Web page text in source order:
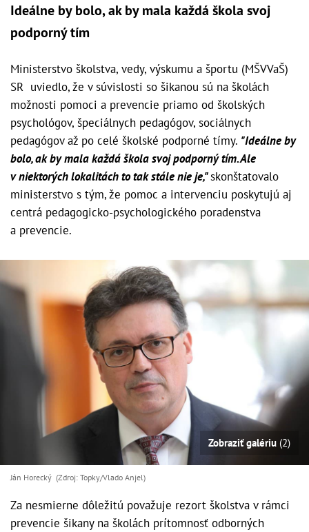
Ideálne by bolo, ak by mala každá škola svoj
podporný tím
Ministerstvo školstva, vedy, výskumu a športu (MŠVVaŠ)
SR uviedlo, že v súvislosti so šikanou sú na školách
možnosti pomoci a prevencie priamo od školských
psychológov, špeciálnych pedagógov, sociálnych
pedagógov až po celé školské podporné tímy. "Ideálne by
bolo, ak by mala každá škola svoj podporný tím. Ale
v niektorých lokalitách to tak stále nie je,"skonštatovalo
ministerstvo s tým, že pomoc a intervenciu poskytujú aj
centrá pedagogicko-psychologického poradenstva
a prevencie.
Zobraziť galériu (2)
Ján Horecký (Zdroj: Topky/Vlado Anjel)
Za nesmierne dôležitú považuje rezort školstva v rámci
prevencie šikany na školách prítomnosť odborných